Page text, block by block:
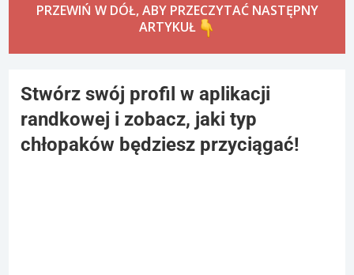
PRZEWIŃ W DÓŁ, ABY PRZECZYTAĆ NASTĘPNY
ARTYKUŁ
Stwórz swój profil w aplikacji
randkowej i zobacz, jaki typ
chłopaków będziesz przyciągać!